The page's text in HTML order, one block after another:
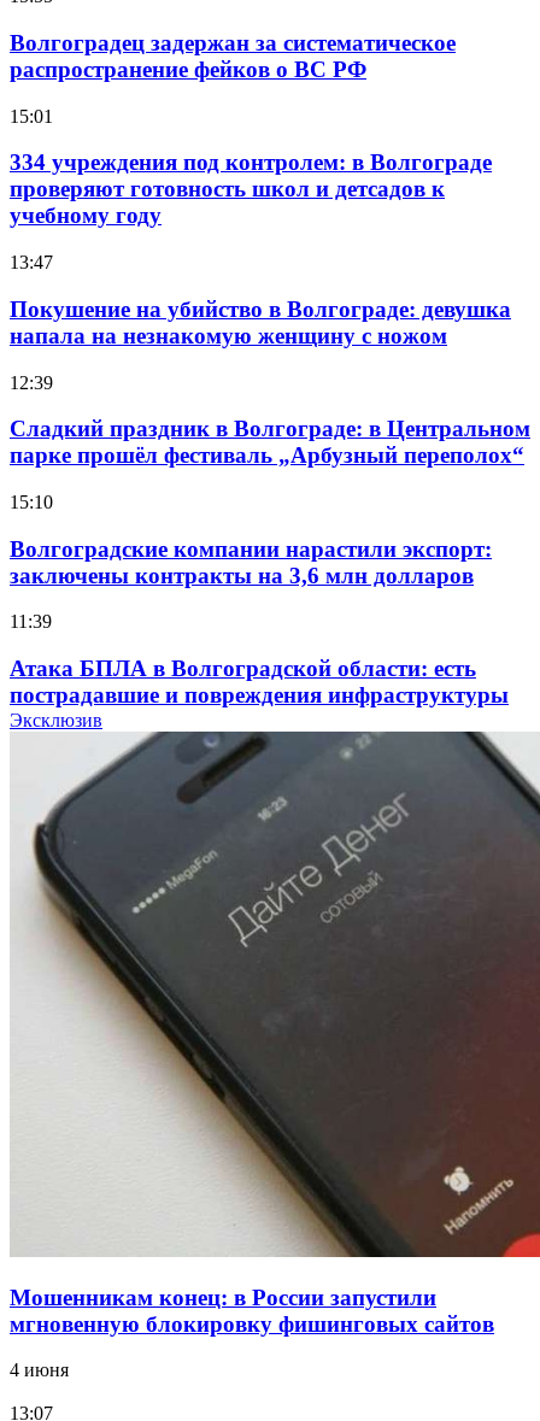
Волгоградец задержан за систематическое
распространение фейков о ВС РФ
15:01
334 учреждения под контролем: в Волгограде
проверяют готовность школ и детсадов к
учебному году
13:47
Покушение на убийство в Волгограде: девушка
напала на незнакомую женщину с ножом
12:39
Сладкий праздник в Волгограде: в Центральном
парке прошёл фестиваль „Арбузный переполох“
15:10
Волгоградские компании нарастили экспорт:
заключены контракты на 3,6 млн долларов
11:39
Атака БПЛА в Волгоградской области: есть
пострадавшие и повреждения инфраструктуры
Волгоградские вузы в топе зарплатного
рейтинга: ВолгГТУ и ВолгГМУ вошли в топ‑15
для химической отрасли и фармацевтики
18:39
В Красноармейском районе Волгограда стартует
конкурс на ремонт моста через Волго‑Донской
судоходный канал
Фестиваль #ТриЧетыре в Волгограде пройдёт
11–13 сентября в рамках Года единства народов
Эксклюзив
Мошенникам конец: в России запустили
мгновенную блокировку фишинговых сайтов
4 июня
13:07